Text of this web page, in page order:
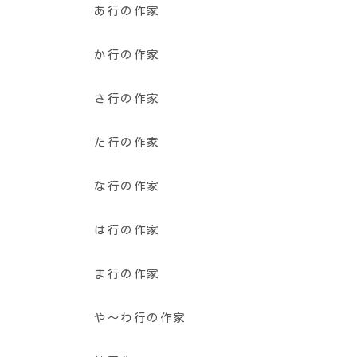
あ行の作家
か行の作家
さ行の作家
た行の作家
な行の作家
は行の作家
ま行の作家
や〜わ行の作家